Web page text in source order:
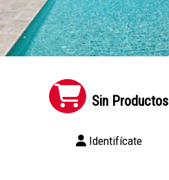
Sin Productos
Identifícate